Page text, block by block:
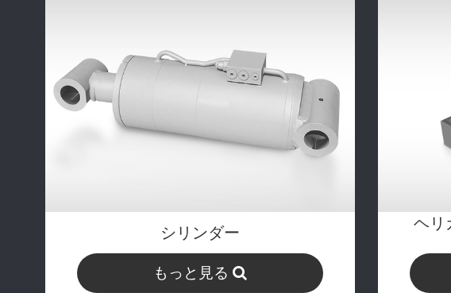
シリンダー
もっと見る
ヘリ